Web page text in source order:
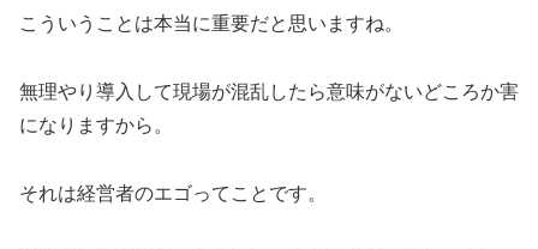
こういうことは本当に重要だと思いますね。
無理やり導入して現場が混乱したら意味がないどころか害
になりますから。
それは経営者のエゴってことです。